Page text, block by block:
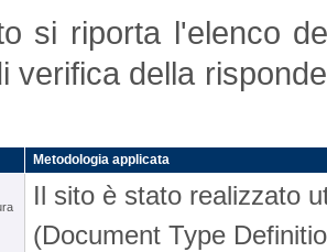
si riporta l'elenco
verifica della
Metodologia applicata
Il sito è stato realizzato
(Document Type